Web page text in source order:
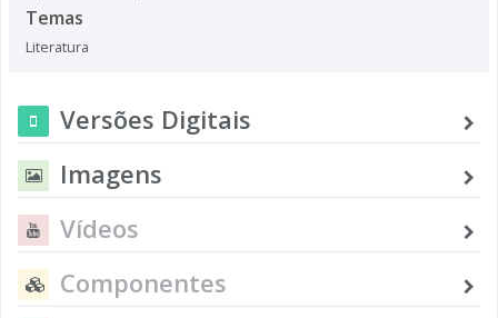
Temas
Literatura
Versões Digitais
Imagens
Vídeos
Componentes